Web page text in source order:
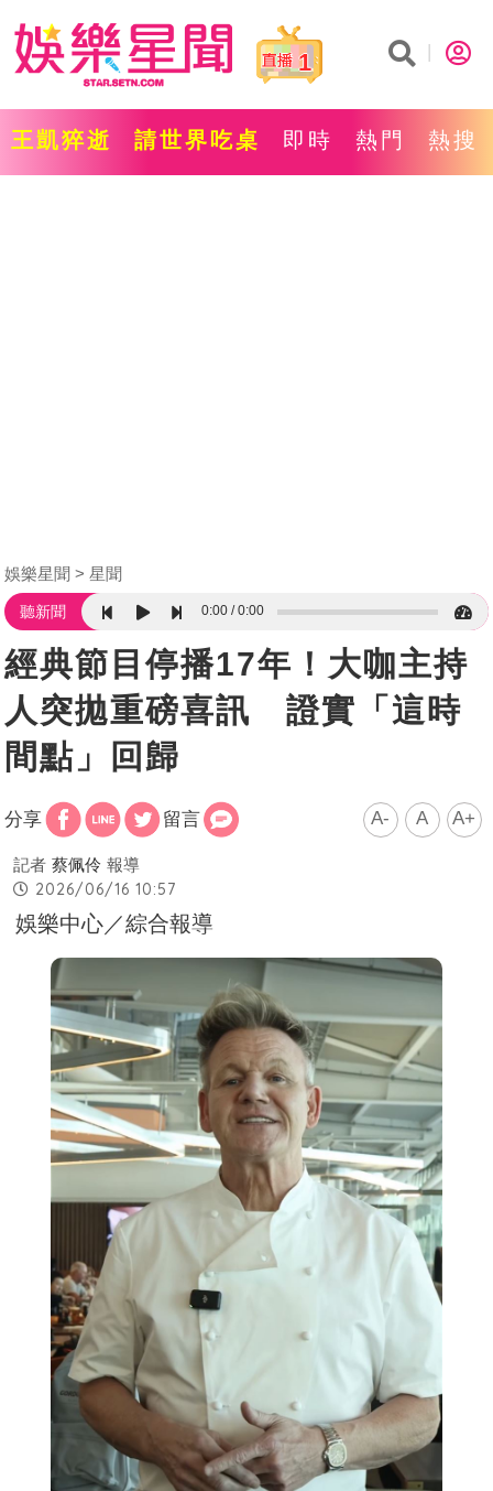
1
王凱猝逝 請世界吃桌 即時 熱門 熱搜
娛樂星聞 星聞
聽新聞 0:00 0:00
經典節目停播17年！大咖主持
人突拋重磅喜訊 證實「這時
間點」回歸
分享 留言 A- A A+
記者 蔡佩伶 報導
2026/06/16 10:57
娛樂中心／綜合報導